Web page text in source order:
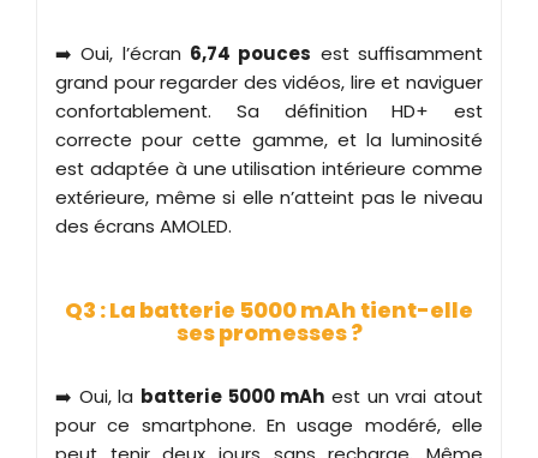
➡️ Oui, l’écran 6,74 pouces est suffisamment
grand pour regarder des vidéos, lire et naviguer
confortablement. Sa définition HD+ est
correcte pour cette gamme, et la luminosité
est adaptée à une utilisation intérieure comme
extérieure, même si elle n’atteint pas le niveau
des écrans AMOLED.
Q3 : La batterie 5000 mAh tient-elle
ses promesses ?
➡️ Oui, la batterie 5000 mAh est un vrai atout
pour ce smartphone. En usage modéré, elle